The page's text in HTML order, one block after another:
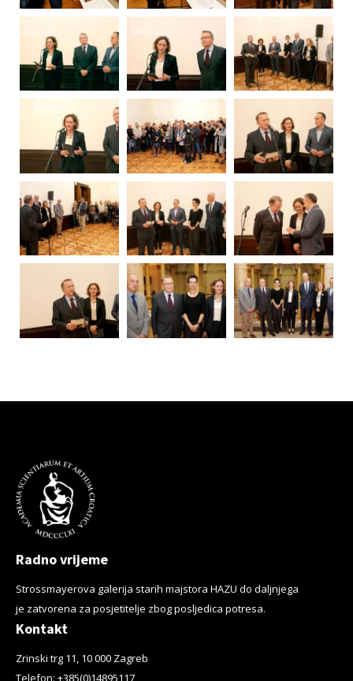
Radno vrijeme
Strossmayerova galerija starih majstora HAZU do daljnjega
je zatvorena za posjetitelje zbog posljedica potresa.
Kontakt
Zrinski trg 11, 10 000 Zagreb
Telefon: +385(0)14895117